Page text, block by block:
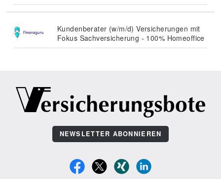
Kundenberater (w/m/d) Versicherungen mit
Fokus Sachversicherung - 100% Homeoffice
NEWSLETTER ABONNIEREN